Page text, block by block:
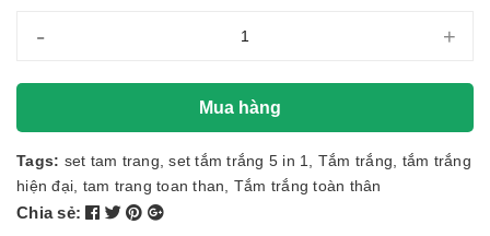
- +
Mua hàng
Tags: set tam trang ,set tắm trắng 5 in 1 Tắm trắng
tắm trắng
hiện đại tam trang toan than Tắm trắng toàn thân
Chia sẻ: